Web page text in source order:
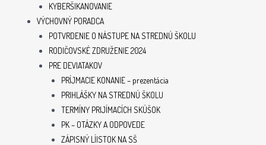
KYBERŠIKANOVANIE
VÝCHOVNÝ PORADCA
POTVRDENIE O NÁSTUPE NA STREDNÚ ŠKOLU
RODIČOVSKÉ ZDRUŽENIE 2024
PRE DEVIATAKOV
PRÍJMACIE KONANIE – prezentácia
PRIHLÁŠKY NA STREDNÚ ŠKOLU
TERMÍNY PRIJÍMACÍCH SKÚŠOK
PK – OTÁZKY A ODPOVEDE
ZÁPISNÝ LÍISTOK NA SŠ